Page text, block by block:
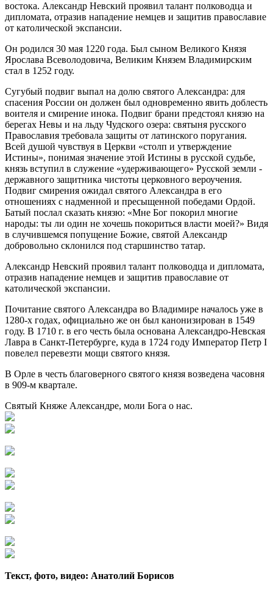
востока. Александр Невский проявил талант полководца и
дипломата, отразив нападение немцев и защитив православие
от католической экспансии.
Он родился 30 мая 1220 года. Был сыном Великого Князя
Ярослава Всеволодовича, Великим Князем Владимирским
стал в 1252 году.
Сугубый подвиг выпал на долю святого Александра: для
спасения России он должен был одновременно явить доблесть
воителя и смирение инока. Подвиг брани предстоял князю на
берегах Невы и на льду Чудского озера: святыня русского
Православия требовала защиты от латинского поругания.
Всей душой чувствуя в Церкви «столп и утверждение
Истины», понимая значение этой Истины в русской судьбе,
князь вступил в служение «удерживающего» Русской земли -
державного защитника чистоты церковного вероучения.
Подвиг смирения ожидал святого Александра в его
отношениях с надменной и пресыщенной победами Ордой.
Батый послал сказать князю: «Мне Бог покорил многие
народы: ты ли один не хочешь покориться власти моей?» Видя
в случившемся попущение Божие, святой Александр
добровольно склонился под старшинство татар.
Александр Невский проявил талант полководца и дипломата,
отразив нападение немцев и защитив православие от
католической экспансии.
Почитание святого Александра во Владимире началось уже в
1280-х годах, официально же он был канонизирован в 1549
году. В 1710 г. в его честь была основана Александро-Невская
Лавра в Санкт-Петербурге, куда в 1724 году Император Петр I
повелел перевезти мощи святого князя.
В Орле в честь благоверного святого князя возведена часовня
в 909-м квартале.
Святый Княже Александре, моли Бога о нас.
Текст, фото, видео: Анатолий Борисов